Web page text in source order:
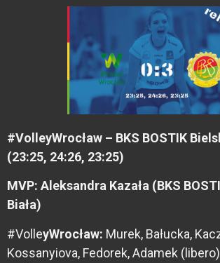
#VolleyWrocław – BKS BOSTIK
(23:25, 24:26, 23:25)
MVP: Aleksandra Kazała (BKS
Biała)
#VolleyWrocław: Murek, Bałucka,
Kossanyiova, Fedorek, Adamek